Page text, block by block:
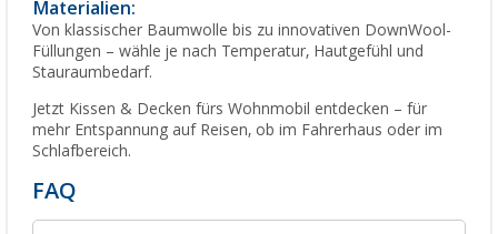
Materialien:
Von klassischer Baumwolle bis zu innovativen DownWool-
Füllungen – wähle je nach Temperatur, Hautgefühl und
Stauraumbedarf.
Jetzt Kissen & Decken fürs Wohnmobil entdecken – für
mehr Entspannung auf Reisen, ob im Fahrerhaus oder im
Schlafbereich.
FAQ